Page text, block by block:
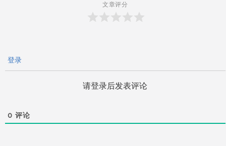
文章评分
登录
请登录后发表评论
0 评论